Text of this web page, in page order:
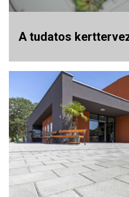
A tudatos
legyen, érdemes tudatosan
kerttervezéssel és
az építkezés utáni kert tervezés
kihívásokat rejtő feladat lehet!
tovább olvasom